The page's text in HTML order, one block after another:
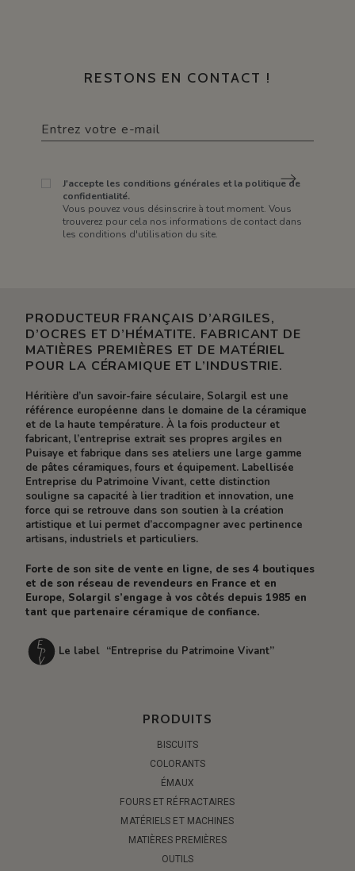
RESTONS EN CONTACT !
J'accepte les conditions générales et la politique de
confidentialité.
Vous pouvez vous désinscrire à tout moment. Vous
trouverez pour cela nos informations de contact dans
les conditions d'utilisation du site.
PRODUCTEUR FRANÇAIS D’ARGILES,
D’OCRES ET D’HÉMATITE. FABRICANT DE
MATIÈRES PREMIÈRES ET DE MATÉRIEL
POUR LA CÉRAMIQUE ET L’INDUSTRIE.
Héritière d’un savoir-faire séculaire, Solargil est une
référence européenne dans le domaine de la céramique
et de la haute température. À la fois producteur et
fabricant, l’entreprise extrait ses propres argiles en
Puisaye et fabrique dans ses ateliers une large gamme
de pâtes céramiques, fours et équipement. Labellisée
Entreprise du Patrimoine Vivant, cette distinction
souligne sa capacité à lier tradition et innovation, une
force qui se retrouve dans son soutien à la création
artistique et lui permet d’accompagner avec pertinence
artisans, industriels et particuliers.
Forte de son site de vente en ligne, de ses 4 boutiques
et de son réseau de revendeurs en France et en
Europe, Solargil s’engage à vos côtés depuis 1985 en
tant que partenaire céramique de confiance.
Le label “Entreprise du Patrimoine Vivant”
PRODUITS
BISCUITS
COLORANTS
ÉMAUX
FOURS ET RÉFRACTAIRES
MATÉRIELS ET MACHINES
MATIÈRES PREMIÈRES
OUTILS